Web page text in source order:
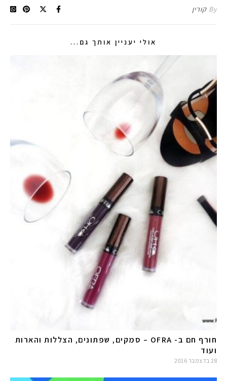
By קורין
אולי יעניין אותך גם...
חורף חם ב- OFRA – סמקים, שפתונים, הצללות והארות
ועוד
28 בדצמבר 2016